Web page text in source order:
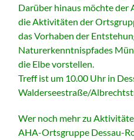
Darüber hinaus möchte der
die Aktivitäten der
das Vorhaben der
Naturerkenntnispfades
die Elbe vorstellen.
Treff ist um 10.00 Uhr in
Walderseestraße/
Wer noch mehr zu
AHA-Ortsgruppe Dessau-